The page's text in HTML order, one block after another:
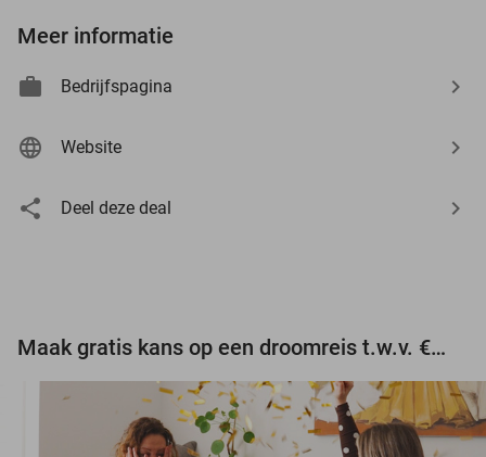
Meer informatie
Bedrijfspagina
Website
Deel deze deal
Maak gratis kans op een droomreis t.w.v. €3.000!